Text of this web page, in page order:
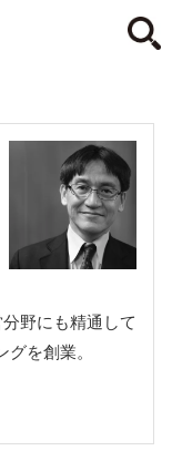
野にも精通して
を創業。